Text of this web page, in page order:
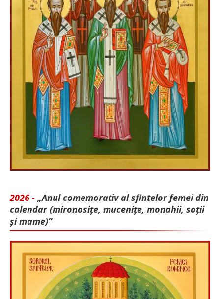
2026 - „Anul comemorativ al sfintelor femei din
calendar (mironosițe, mu­cenițe, monahii, soții
și mame)”